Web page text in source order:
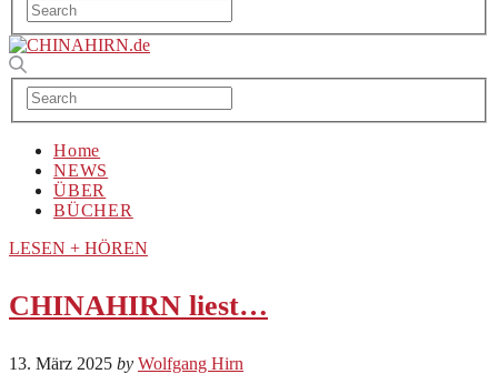
Home
NEWS
ÜBER
BÜCHER
LESEN + HÖREN
CHINAHIRN liest…
13. März 2025 by Wolfgang Hirn